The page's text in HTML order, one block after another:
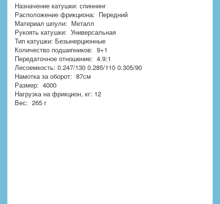
Назначение катушки: спиннинг
Расположение фрикциона: Передний
Материал шпули: Металл
Рукоять катушки: Универсальная
Тип катушки: Безынерционные
Количество подшипников: 9+1
Передаточное отношение: 4.9:1
Лесоемкость: 0.247/130 0.285/110 0.305/90
Намотка за оборот: 87см
Размер: 4000
Нагрузка на фрикцион, кг: 12
Вес: 265 г